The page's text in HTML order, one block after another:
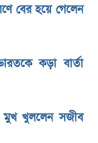
বের হয়ে গেলেন
কড়া বার্তা
মুখ খুললেন সজীব